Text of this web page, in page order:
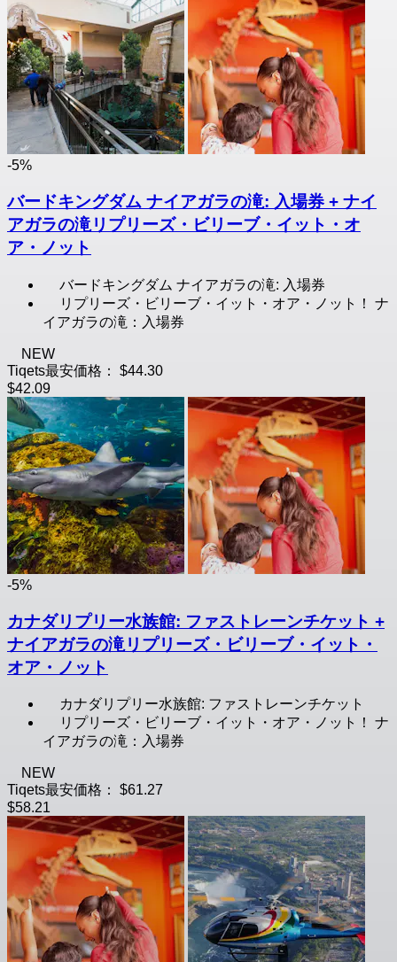
-5%
バードキングダム ナイアガラの滝: 入場券 + ナイ
アガラの滝リプリーズ・ビリーブ・イット・オ
ア・ノット
バードキングダム ナイアガラの滝: 入場券
リプリーズ・ビリーブ・イット・オア・ノット！ ナ
イアガラの滝：入場券
NEW
Tiqets最安価格：
$44.30
$42.09
-5%
カナダリプリー水族館: ファストレーンチケット +
ナイアガラの滝リプリーズ・ビリーブ・イット・
オア・ノット
カナダリプリー水族館: ファストレーンチケット
リプリーズ・ビリーブ・イット・オア・ノット！ ナ
イアガラの滝：入場券
NEW
Tiqets最安価格：
$61.27
$58.21